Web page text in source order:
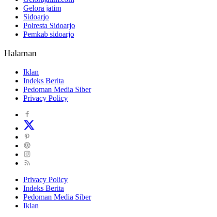
Gelora jatim
Sidoarjo
Polresta Sidoarjo
Pemkab sidoarjo
Halaman
Iklan
Indeks Berita
Pedoman Media Siber
Privacy Policy
Privacy Policy
Indeks Berita
Pedoman Media Siber
Iklan